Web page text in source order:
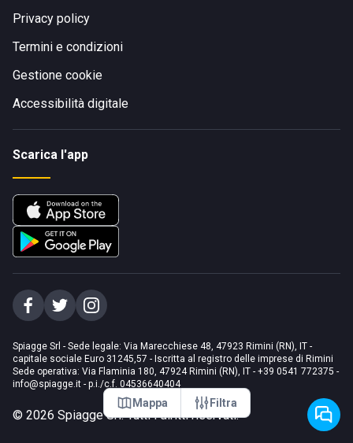
Mappa Filtra
Privacy policy
Termini e condizioni
Gestione cookie
Accessibilità digitale
Scarica l'app
Spiagge Srl - Sede legale: Via Marecchiese 48, 47923 Rimini (RN), IT -
capitale sociale Euro 31245,57 - Iscritta al registro delle imprese di Rimini
Sede operativa: Via Flaminia 180, 47924 Rimini (RN), IT - +39 0541 772375 -
info@spiagge.it - p.i./c.f. 04536640404
© 2026 Spiagge Srl. Tutti i diritti riservati.